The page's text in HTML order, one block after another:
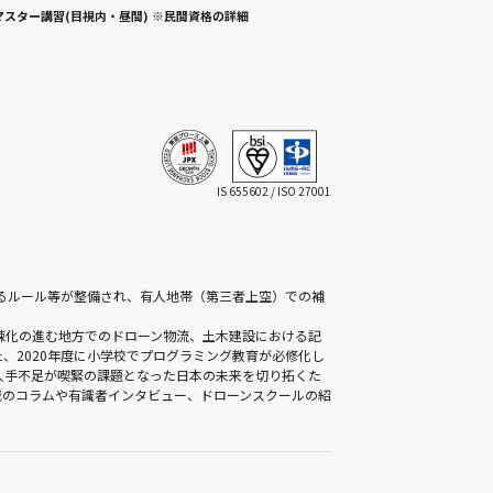
スター講習(目視内・昼間) ※民間資格の詳細
IS 655602 / ISO 27001
ール等が整備され、有人地帯（第三者上空）での補
の進む地方でのドローン物流、土木建設における記
2020年度に小学校でプログラミング教育が必修化し
不足が喫緊の課題となった日本の未来を切り拓くた
コラムや有識者インタビュー、ドローンスクールの紹